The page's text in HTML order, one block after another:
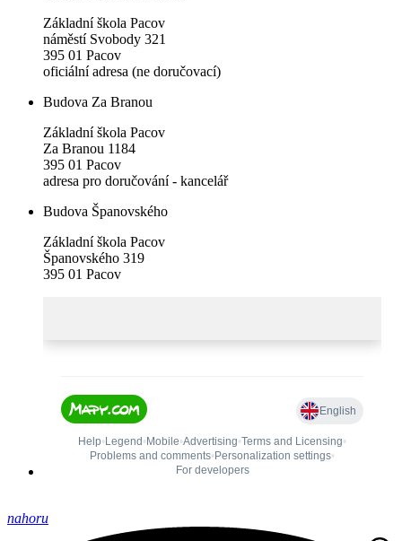
Základní škola Pacov
náměstí Svobody 321
395 01 Pacov
oficiální adresa (ne doručovací)
Budova Za Branou
Základní škola Pacov
Za Branou 1184
395 01 Pacov
adresa pro doručování - kancelář
Budova Španovského
Základní škola Pacov
Španovského 319
395 01 Pacov
nahoru